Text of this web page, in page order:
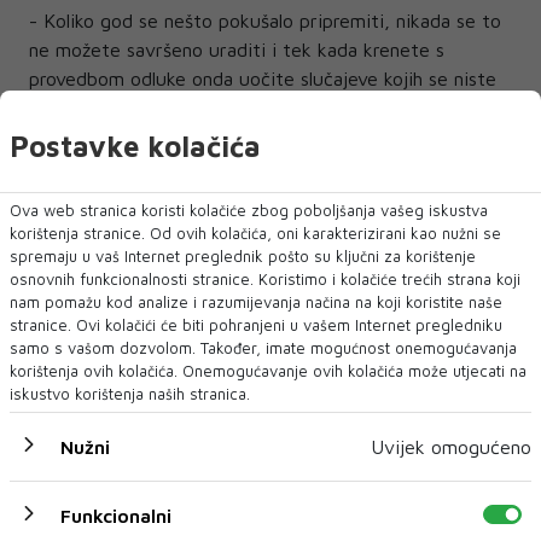
- Koliko god se nešto pokušalo pripremiti, nikada se to
ne možete savršeno uraditi i tek kada krenete s
provedbom odluke onda uočite slučajeve kojih se niste
dobrom putu i ljudi će uskoro vidjeti kroz razna
projekte da radimo ovo s namjerom i ciljem, a to je
uređenje mirujućeg prometa u Mostaru - zaključio je
direktor Javnog poduzeća Mostar parking Ivan Barbarić.
Mo parking Barbarić
NAJČITANIJE
Postavke kolačića
Ova web stranica koristi kolačiće zbog poboljšanja vašeg iskustva
korištenja stranice. Od ovih kolačića, oni karakterizirani kao nužni se
spremaju u vaš Internet preglednik pošto su ključni za korištenje
osnovnih funkcionalnosti stranice. Koristimo i kolačiće trećih strana koji
nam pomažu kod analize i razumijevanja načina na koji koristite naše
stranice. Ovi kolačići će biti pohranjeni u vašem Internet pregledniku
samo s vašom dozvolom. Također, imate mogućnost onemogućavanja
korištenja ovih kolačića. Onemogućavanje ovih kolačića može utjecati na
iskustvo korištenja naših stranica.
Nužni Uvijek omogućeno
Funkcionalni